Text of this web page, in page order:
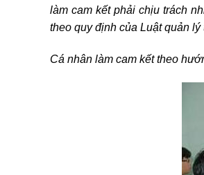
làm cam kết phải chịu trách
theo quy định của Luật quản lý
Cá nhân làm cam kết theo